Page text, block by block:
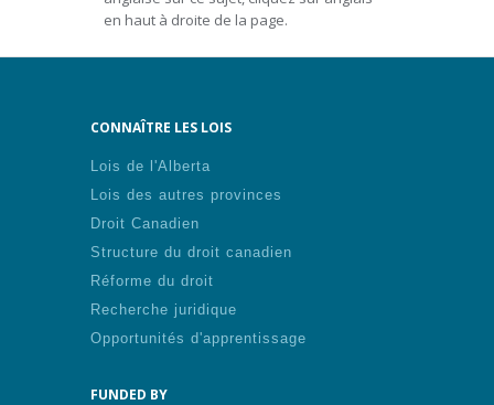
en haut à droite de la page.
CONNAÎTRE LES LOIS
Lois de l'Alberta
Lois des autres provinces
Droit Canadien
Structure du droit canadien
Réforme du droit
Recherche juridique
Opportunités d'apprentissage
FUNDED BY